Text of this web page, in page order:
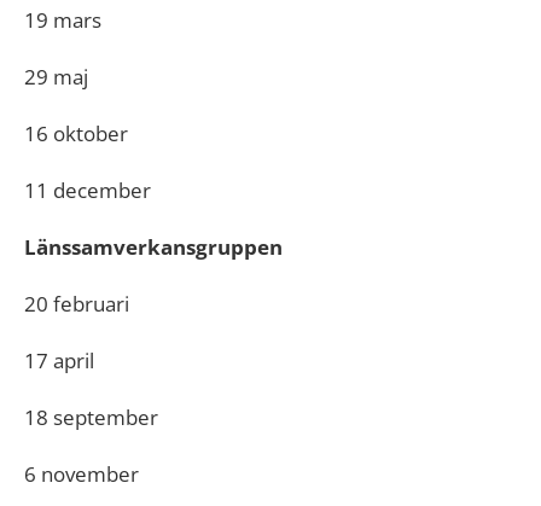
19 mars
29 maj
16 oktober
11 december
Länssamverkansgruppen
20 februari
17 april
18 september
6 november